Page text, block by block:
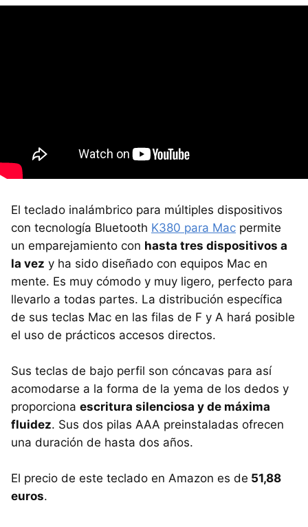
El teclado inalámbrico para múltiples dispositivos
con tecnología Bluetooth K380 para Mac permite
un emparejamiento con hasta tres dispositivos a
la vez y ha sido diseñado con equipos Mac en
mente. Es muy cómodo y muy ligero, perfecto para
llevarlo a todas partes. La distribución específica
de sus teclas Mac en las filas de F y A hará posible
el uso de prácticos accesos directos.
Sus teclas de bajo perfil son cóncavas para así
acomodarse a la forma de la yema de los dedos y
proporciona escritura silenciosa y de máxima
fluidez. Sus dos pilas AAA preinstaladas ofrecen
una duración de hasta dos años.
El precio de este teclado en Amazon es de 51,88
euros.